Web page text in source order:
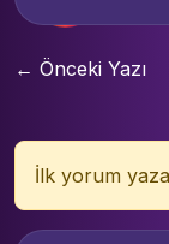
← Önceki Yazı
İlk yorum